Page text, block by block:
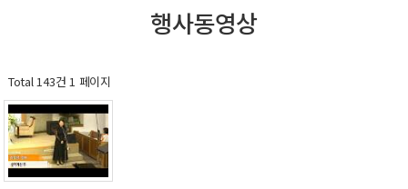
행사동영상
Total 143건 1 페이지